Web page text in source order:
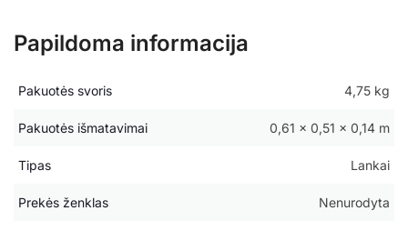
Papildoma informacija
Pakuotės svoris 4,75 kg
Pakuotės išmatavimai 0,61 × 0,51 × 0,14 m
Tipas Lankai
Prekės ženklas Nenurodyta